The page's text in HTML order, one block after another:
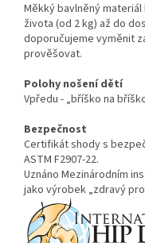
Měkký bavlněný
života (od 2 kg) až do
doporučujeme vyměnit
prověšovat.
Polohy nošení dětí
Vpředu - „bříško na
Bezpečnost
Certifikát shody s
ASTM F2907-22.
Uznáno Mezinárodním
jako výrobek „zdravý